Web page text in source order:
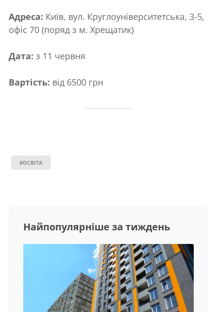
Адреса: Київ, вул. Круглоуніверситетська, 3-5,
офіс 70 (поряд з м. Хрещатик)
Дата: з 11 червня
Вартість: від 6500 грн
#ОСВІТА
Найпопулярніше за тиждень